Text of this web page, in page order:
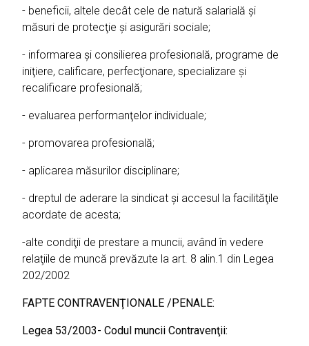
- beneficii, altele decât cele de natură salarială şi
măsuri de protecţie şi asigurări sociale;
- informarea şi consilierea profesională, programe de
iniţiere, calificare, perfecţionare, specializare şi
recalificare profesională;
- evaluarea performanţelor individuale;
- promovarea profesională;
- aplicarea măsurilor disciplinare;
- dreptul de aderare la sindicat şi accesul la facilităţile
acordate de acesta;
-alte condiţii de prestare a muncii, având în vedere
relaţiile de muncă prevăzute la art. 8 alin.1 din Legea
202/2002
FAPTE CONTRAVENŢIONALE /PENALE:
Legea 53/2003- Codul muncii Contravenţii: